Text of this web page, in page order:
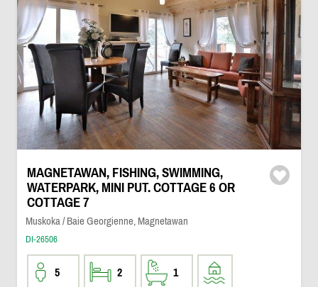
MAGNETAWAN, FISHING, SWIMMING,
WATERPARK, MINI PUT. COTTAGE 6 OR
COTTAGE 7
Muskoka / Baie Georgienne, Magnetawan
DI-26506
5 2 1